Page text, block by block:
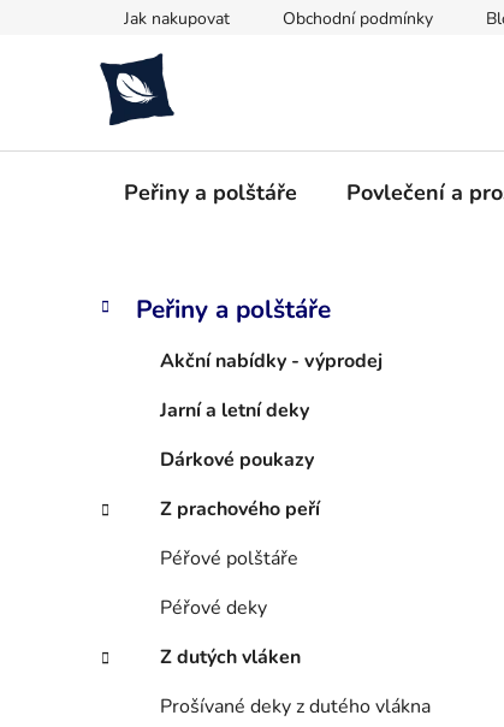
Jak nakupovat Obchodní podmínky
Peřiny a polštáře Povlečení a
P
n
e
Přeskočit
kategorie
K
a
e
Peřiny a polštáře
Akční nabídky - výprodej
Jarní a letní deky
Dárkové poukazy
Z prachového peří
Péřové polštáře
Péřové deky
Z dutých vláken
Prošívané deky z dutého vlákna